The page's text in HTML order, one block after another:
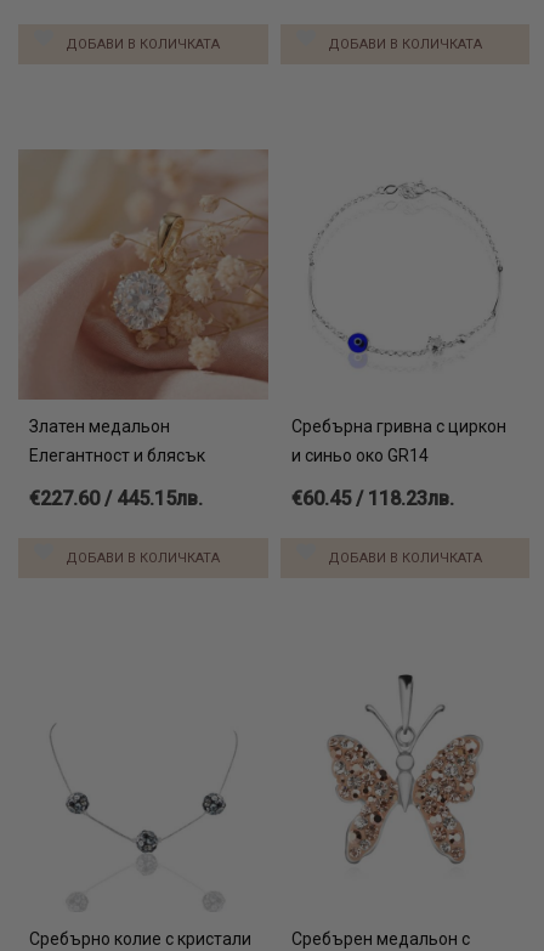
ДОБАВИ В КОЛИЧКАТА ДОБАВИ В КОЛИЧКАТА
Златен медальон
Елегантност и блясък
€227.60 / 445.15лв.
ДОБАВИ В КОЛИЧКАТА
Сребърна гривна с циркон
и синьо око GR14
€60.45 / 118.23лв.
ДОБАВИ В КОЛИЧКАТА
Сребърно колие с кристали
Сребърен медальон с